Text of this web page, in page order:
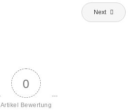
Next
0
Artikel Bewertung